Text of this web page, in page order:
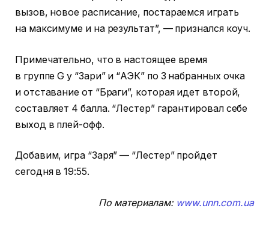
вызов, новое расписание, постараемся играть
на максимуме и на результат”, — признался коуч.
Примечательно, что в настоящее время
в группе G у “Зари” и “АЭК” по 3 набранных очка
и отставание от “Браги”, которая идет второй,
составляет 4 балла. “Лестер” гарантировал себе
выход в плей-офф.
Добавим, игра “Заря” — “Лестер” пройдет
сегодня в 19:55.
По материалам: www.unn.com.ua